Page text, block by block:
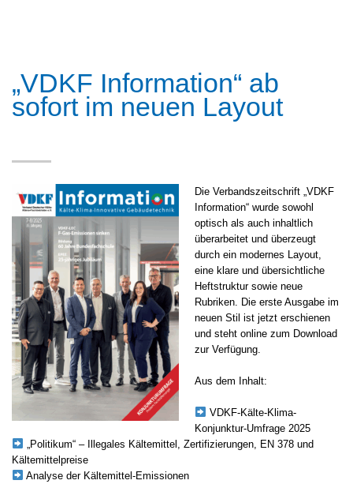
„VDKF Information“ ab
sofort im neuen Layout
Die Verbandszeitschrift „VDKF
Information“ wurde sowohl
optisch als auch inhaltlich
überarbeitet und überzeugt
durch ein modernes Layout,
eine klare und übersichtliche
Heftstruktur sowie neue
Rubriken. Die erste Ausgabe im
neuen Stil ist jetzt erschienen
und steht online zum Download
zur Verfügung.
Aus dem Inhalt:
VDKF-Kälte-Klima-
Konjunktur-Umfrage 2025
„Politikum“ – Illegales Kältemittel, Zertifizierungen, EN 378 und
Kältemittelpreise
Analyse der Kältemittel-Emissionen